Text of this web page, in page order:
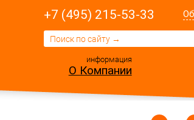
+7 (495) 215-53-33
информация
О Компании